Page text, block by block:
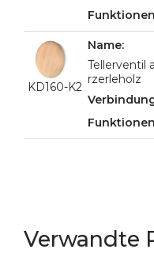
KD160-K2
Tellerventil
rzerleholz
Verwandte